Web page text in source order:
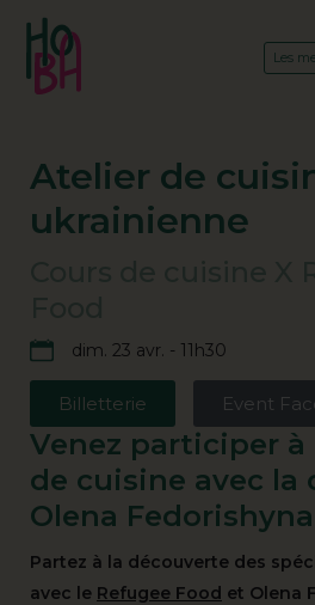
Les
Atelier de
ukrainienne
dim. 23 avr. - 11h30
Billetterie Event
Venez participer
de cuisine avec la
Olena
Partez à la découverte des
avec le Refugee Food et Olena